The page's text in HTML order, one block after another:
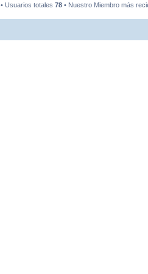
• Usuarios totales 78 • Nuestro Miembro más